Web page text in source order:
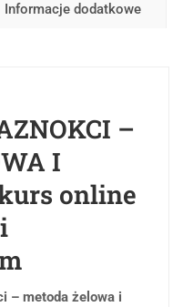
Informacje dodatkowe
–
I
online
– metoda żelowa i